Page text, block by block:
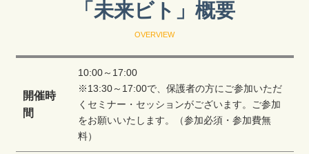
「未来ビト」概要
OVERVIEW
開催時
間
10:00～17:00
※13:30～17:00で、保護者の方にご参加いただ
くセミナー・セッションがございます。ご参加
をお願いいたします。（参加必須・参加費無
料）